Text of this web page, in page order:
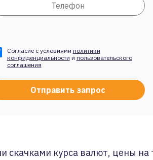
Согласие с условиями политики
конфиденциальности и пользовательского
соглашения
скачками курса валют, цены на